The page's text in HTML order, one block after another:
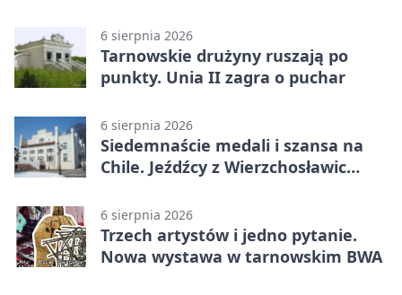
6 sierpnia 2026
Tarnowskie drużyny ruszają po
punkty. Unia II zagra o puchar
6 sierpnia 2026
Siedemnaście medali i szansa na
Chile. Jeźdźcy z Wierzchosławic
6 sierpnia 2026
Trzech artystów i jedno pytanie.
Nowa wystawa w tarnowskim BWA